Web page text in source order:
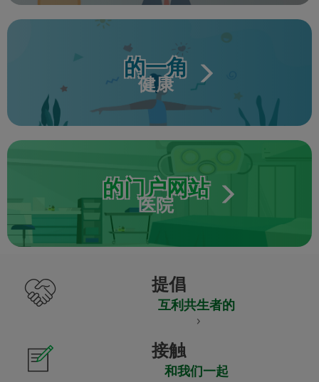
的一角
健康
的门户网站
医院
提倡
互利共生者的
接触
和我们一起